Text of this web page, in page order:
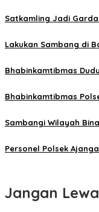
Satkamling Jadi
Lakukan Sambang di
Bhabinkamtibmas
Bhabinkamtibmas
Sambangi Wilayah
Personel Polsek
Jangan